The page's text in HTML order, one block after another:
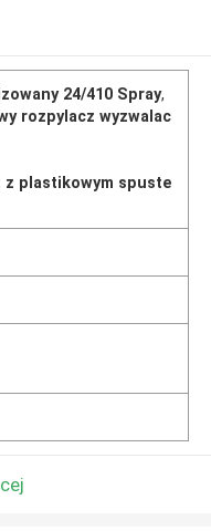
24/410 Spray,
rozpylacz wyzwalac
z plastikowym spuste